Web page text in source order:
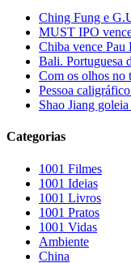
Ching Fung e
MUST IPO
Chiba vence Pau
Bali. Portuguesa
Com os olhos no
Pessoa
Shao Jiang
Categorias
1001 Filmes
1001 Ideias
1001 Livros
1001 Pratos
1001 Vidas
Ambiente
China